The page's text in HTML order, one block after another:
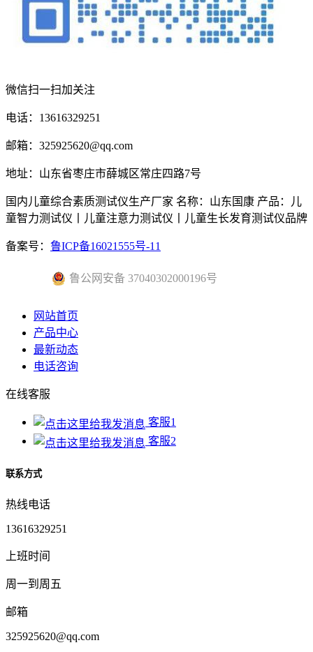
微信扫一扫加关注
电话：13616329251
邮箱：325925620@qq.com
地址：山东省枣庄市薛城区常庄四路7号
国内儿童综合素质测试仪生产厂家 名称：山东国康 产品：儿
童智力测试仪丨儿童注意力测试仪丨儿童生长发育测试仪品牌
备案号： 鲁ICP备16021555号-11
鲁公网安备 37040302000196号
网站首页
产品中心
最新动态
电话咨询
在线客服
客服1
客服2
联系方式
热线电话
13616329251
上班时间
周一到周五
邮箱
325925620@qq.com